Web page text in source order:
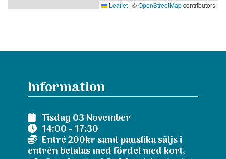
Leaflet | ©OpenStreetMapcontributors
Information
Tisdag 03 November
14:00 - 17:30
Entré 200kr samt pausfika säljs i
entrén betalas med fördel med kort,